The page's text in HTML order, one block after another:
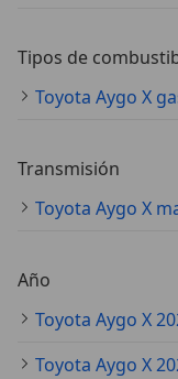
Tipos de
Toyota Aygo X
Transmisión
Toyota Aygo X
Año
Toyota Aygo X
Toyota Aygo X